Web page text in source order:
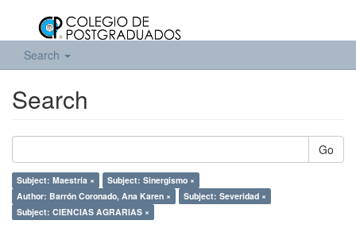
Search
Search
Go
Subject: Maestría ×
Subject: Sinergismo ×
Author: Barrón Coronado, Ana Karen ×
Subject: Severidad ×
Subject: CIENCIAS AGRARIAS ×